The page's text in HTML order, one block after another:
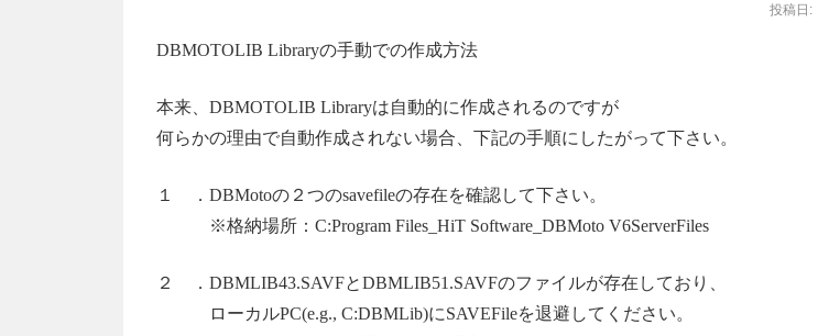
投稿日:
DBMOTOLIB Libraryの手動での作成方法
本来、DBMOTOLIB Libraryは自動的に作成されるのですが
何らかの理由で自動作成されない場合、下記の手順にしたがって下さい。
１ ．DBMotoの２つのsavefileの存在を確認して下さい。
※格納場所：C:Program Files_HiT Software_DBMoto V6ServerFiles
２ ．DBMLIB43.SAVFとDBMLIB51.SAVFのファイルが存在しており、
ローカルPC(e.g., C:DBMLib)にSAVEFileを退避してください。